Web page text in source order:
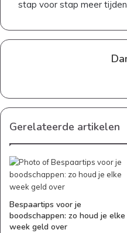
stap voor stap meer
Gerelateerde artikelen
Bespaartips voor je
boodschappen: zo houd je elke
week geld over